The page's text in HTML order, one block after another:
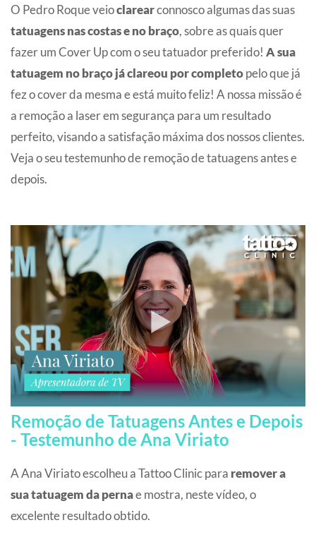
O Pedro Roque veioclarearconnosco algumas das suas
tatuagens nas costas e no braço, sobre as quais quer
fazer um Cover Up com o seu tatuador preferido! A sua
tatuagem no braço já clareou por completopelo que já
fez o cover da mesma e está muito feliz! A nossa missão é
a remoção a laser em segurança para um resultado
perfeito, visando a satisfação máxima dos nossos clientes.
Veja o seu testemunho de remoção de tatuagens antes e
depois.
Remoção de Tatuagens Antes e Depois
- Testemunho de Ana Viriato
A Ana Viriato escolheu a Tattoo Clinic para remover a
sua tatuagem da pernae mostra, neste vídeo, o
excelente resultado obtido.